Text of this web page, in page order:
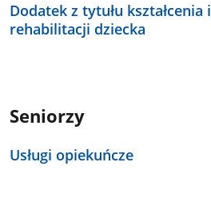
Dodatek z tytułu kształcenia i
rehabilitacji dziecka
Seniorzy
Usługi opiekuńcze